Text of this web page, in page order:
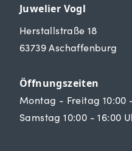
Juwelier Vogl
Herstallstraße 18
63739 Aschaffenburg
Öffnungszeiten
Montag - Freitag 10:00
Samstag 10:00 - 16:00